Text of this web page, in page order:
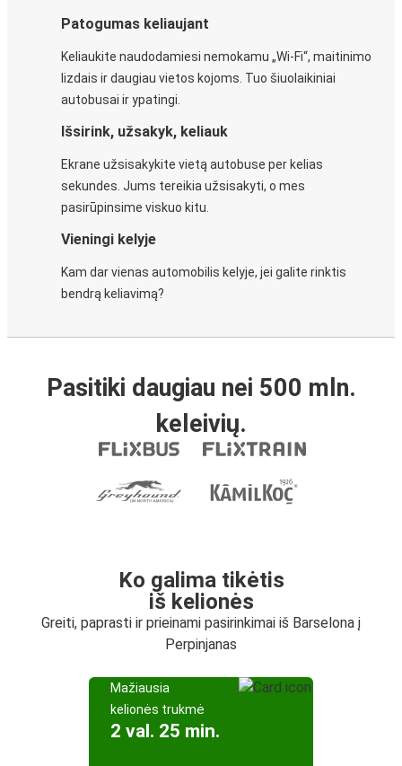
Patogumas keliaujant
Keliaukite naudodamiesi nemokamu „Wi-Fi“, maitinimo
lizdais ir daugiau vietos kojoms. Tuo šiuolaikiniai
autobusai ir ypatingi.
Išsirink, užsakyk, keliauk
Ekrane užsisakykite vietą autobuse per kelias
sekundes. Jums tereikia užsisakyti, o mes
pasirūpinsime viskuo kitu.
Vieningi kelyje
Kam dar vienas automobilis kelyje, jei galite rinktis
bendrą keliavimą?
Pasitiki daugiau nei 500 mln.
keleivių.
Ko galima tikėtis
iš kelionės
Greiti, paprasti ir prieinami pasirinkimai iš Barselona į
Perpinjanas
Mažiausia
kelionės trukmė
2 val. 25 min.